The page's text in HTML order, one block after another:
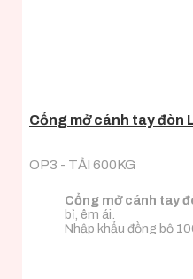
Cổng mở cánh tay đòn
OP3 - TẢI 600KG
Cổng mở cánh tay
bỉ, êm ái.
Nhập khẩu đồng bộ